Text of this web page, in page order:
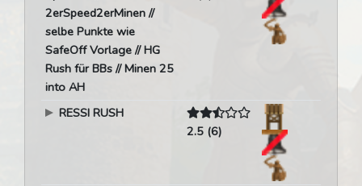
2erSpeed2erMinen //
selbe Punkte wie
SafeOff Vorlage // HG
Rush für BBs // Minen 25
into AH
RESSI RUSH
2.5 (6)